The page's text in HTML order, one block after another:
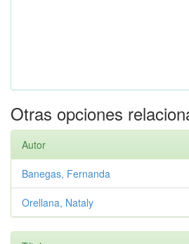
Otras opciones
Autor
Banegas, Fernanda
Orellana, Nataly